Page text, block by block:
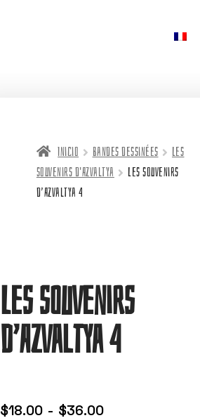
Inicio Bandes dessinées
Les
souvenirs d'Azvaltya
Les souvenirs
d’Azvaltya 4
Les souvenirs
d’Azvaltya 4
$18.00 - $36.00